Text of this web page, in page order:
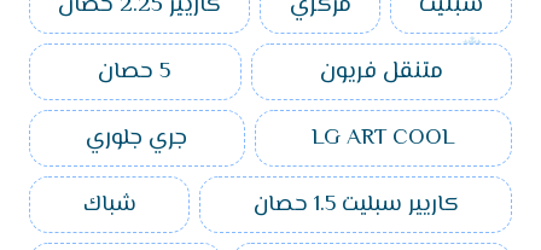
متنقل فريون
5 حصان
LG ART COOL
جري جلوري
كاريير سبليت 1.5 حصان
شباك